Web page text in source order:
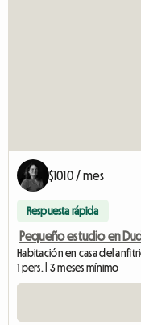
$1010 / mes
Respuesta rápida
Pequeño estudio en
Habitación en casa del
1 pers. | 3 meses mínimo